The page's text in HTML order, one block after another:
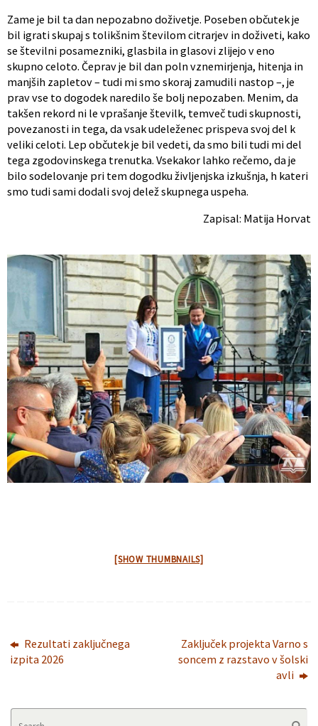
Zame je bil ta dan nepozabno doživetje. Poseben občutek je
bil igrati skupaj s tolikšnim številom citrarjev in doživeti, kako
se številni posamezniki, glasbila in glasovi zlijejo v eno
skupno celoto. Čeprav je bil dan poln vznemirjenja, hitenja in
manjših zapletov – tudi mi smo skoraj zamudili nastop –, je
prav vse to dogodek naredilo še bolj nepozaben. Menim, da
takšen rekord ni le vprašanje številk, temveč tudi skupnosti,
povezanosti in tega, da vsak udeleženec prispeva svoj del k
veliki celoti. Lep občutek je bil vedeti, da smo bili tudi mi del
tega zgodovinskega trenutka. Vsekakor lahko rečemo, da je
bilo sodelovanje pri tem dogodku življenjska izkušnja, h kateri
smo tudi sami dodali svoj delež skupnega uspeha.
Zapisal: Matija Horvat
[SHOW THUMBNAILS]
Rezultati zaključnega
izpita 2026
Zaključek projekta Varno s
soncem z razstavo v šolski
avli